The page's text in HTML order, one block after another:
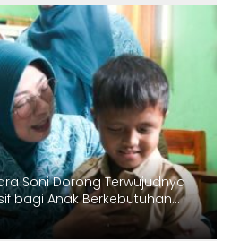
Soni Dorong Terwujudnya
bagi Anak Berkebutuhan